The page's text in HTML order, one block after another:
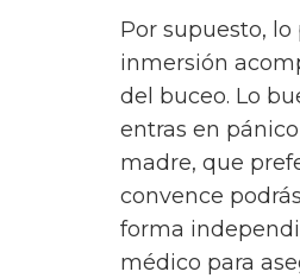
Por supuesto,
inmersión
del buceo. Lo
entras en
madre, que
convence
forma
médico para